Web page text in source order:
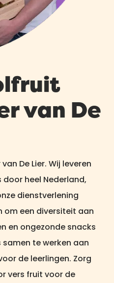
van De
De Lier. Wij leveren
heel Nederland,
dienstverlening
om een diversiteit aan
en ongezonde snacks
samen te werken aan
de leerlingen. Zorg
vers fruit voor de